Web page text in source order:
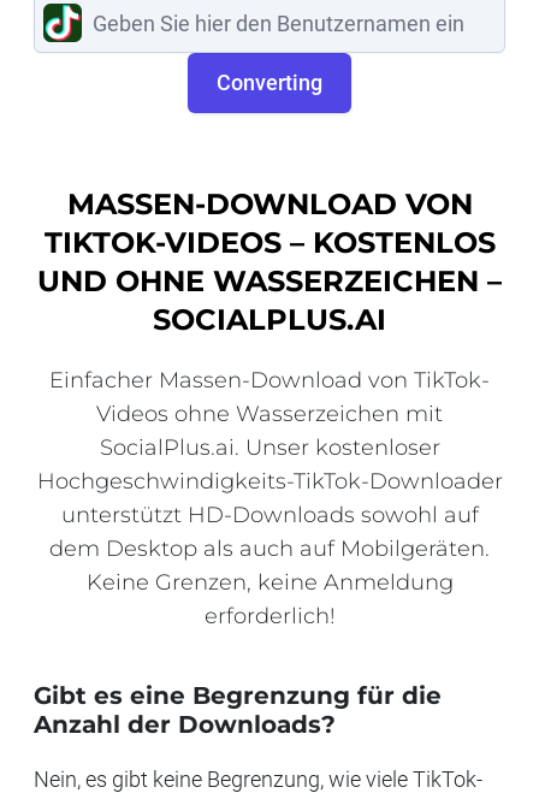
Converting
MASSEN-DOWNLOAD VON
TIKTOK-VIDEOS – KOSTENLOS
UND OHNE WASSERZEICHEN –
SOCIALPLUS.AI
Einfacher Massen-Download von TikTok-
Videos ohne Wasserzeichen mit
SocialPlus.ai. Unser kostenloser
Hochgeschwindigkeits-TikTok-Downloader
unterstützt HD-Downloads sowohl auf
dem Desktop als auch auf Mobilgeräten.
Keine Grenzen, keine Anmeldung
erforderlich!
Gibt es eine Begrenzung für die
Anzahl der Downloads?
Nein, es gibt keine Begrenzung, wie viele TikTok-